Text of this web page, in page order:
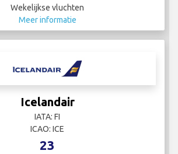
Wekelijkse vluchten
Meer informatie
Icelandair
IATA: FI
ICAO: ICE
23